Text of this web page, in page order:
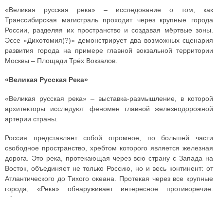
«Великая русская река» – исследование о том, как
Транссибирская магистраль проходит через крупные города
России, разделяя их пространство и создавая мёртвые зоны.
Эссе «Дихотомия(?)» демонстрирует два возможных сценария
развития города на примере главной вокзальной территории
Москвы – Площади Трёх Вокзалов.
«Великая Русская Река»
«Великая русская река» – выставка-размышление, в которой
архитекторы исследуют феномен главной железнодорожной
артерии страны.
Россия представляет собой огромное, по большей части
свободное пространство, хребтом которого является железная
дорога. Это река, протекающая через всю страну с Запада на
Восток, объединяет не только Россию, но и весь континент: от
Атлантического до Тихого океана. Протекая через все крупные
города, «Река» обнаруживает интересное противоречие: